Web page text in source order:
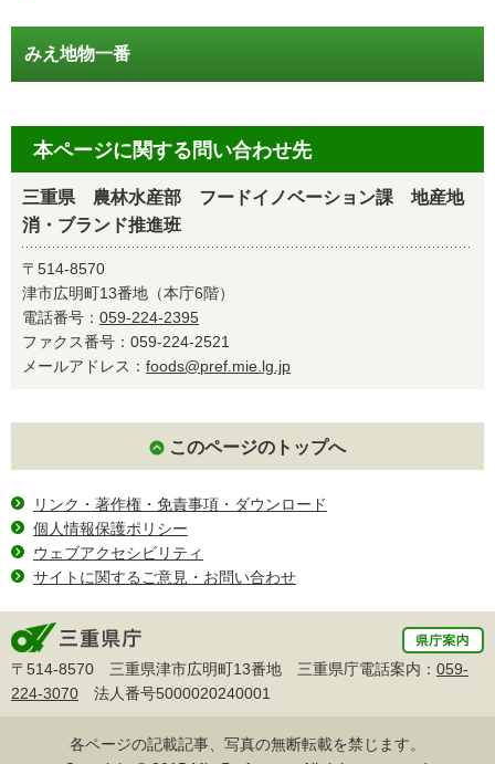
みえ地物一番
本ページに関する問い合わせ先
三重県 農林水産部 フードイノベーション課 地産地
消・ブランド推進班
〒514-8570
津市広明町13番地（本庁6階）
電話番号： 059-224-2395
ファクス番号：059-224-2521
メールアドレス： foods@pref.mie.lg.jp
このページのトップへ
リンク・著作権・免責事項・ダウンロード
個人情報保護ポリシー
ウェブアクセシビリティ
サイトに関するご意見・お問い合わせ
〒514-8570 三重県津市広明町13番地 三重県庁電話案内： 059-
224-3070 法人番号5000020240001
各ページの記載記事、写真の無断転載を禁じます。